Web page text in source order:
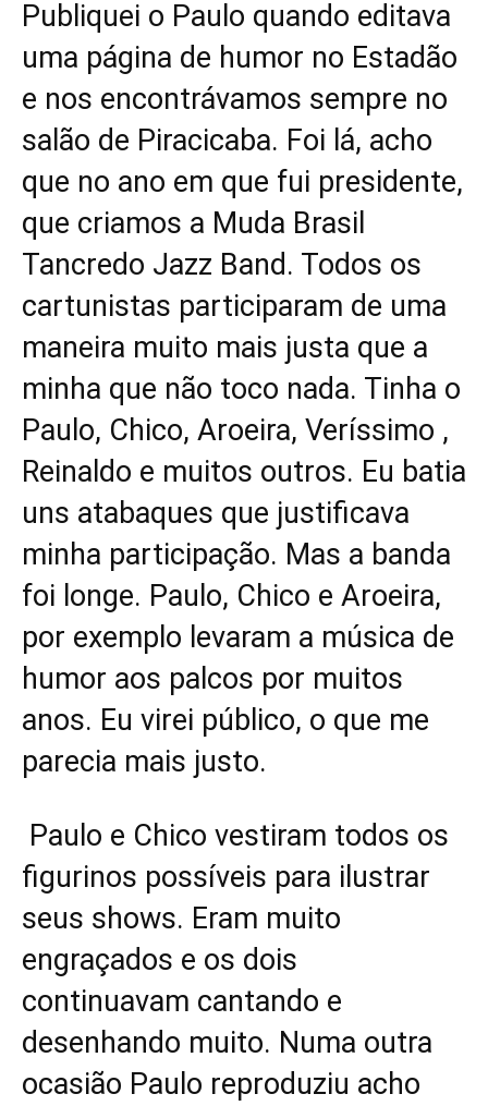
Publiquei o Paulo quando editava
uma página de humor no Estadão
e nos encontrávamos sempre no
salão de Piracicaba. Foi lá, acho
que no ano em que fui presidente,
que criamos a Muda Brasil
Tancredo Jazz Band. Todos os
cartunistas participaram de uma
maneira muito mais justa que a
minha que não toco nada. Tinha o
Paulo, Chico, Aroeira, Veríssimo ,
Reinaldo e muitos outros. Eu batia
uns atabaques que justificava
minha participação. Mas a banda
foi longe. Paulo, Chico e Aroeira,
por exemplo levaram a música de
humor aos palcos por muitos
anos. Eu virei público, o que me
parecia mais justo.
Paulo e Chico vestiram todos os
figurinos possíveis para ilustrar
seus shows. Eram muito
engraçados e os dois
continuavam cantando e
desenhando muito. Numa outra
ocasião Paulo reproduziu acho